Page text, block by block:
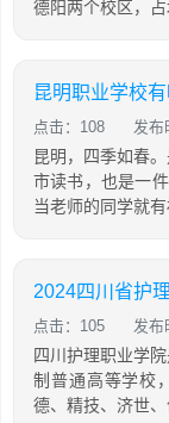
德阳两个校区，
昆明职业学校
点击：108 发布
昆明，四季如春
市读书，也是一
当老师的同学就
2024四川省护
点击：105 发布
四川护理职业学
制普通高等学校
德、精技、济世、